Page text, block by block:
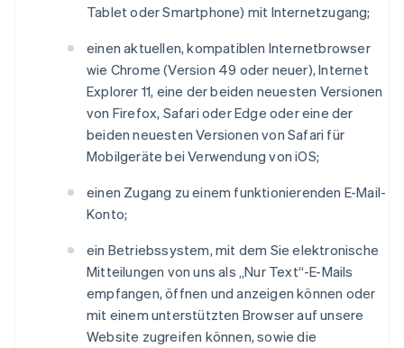
Tablet oder Smartphone) mit Internetzugang;
einen aktuellen, kompatiblen Internetbrowser
wie Chrome (Version 49 oder neuer), Internet
Explorer 11, eine der beiden neuesten Versionen
von Firefox, Safari oder Edge oder eine der
beiden neuesten Versionen von Safari für
Mobilgeräte bei Verwendung von iOS;
einen Zugang zu einem funktionierenden E-Mail-
Konto;
ein Betriebssystem, mit dem Sie elektronische
Mitteilungen von uns als „Nur Text“-E-Mails
empfangen, öffnen und anzeigen können oder
mit einem unterstützten Browser auf unsere
Website zugreifen können, sowie die